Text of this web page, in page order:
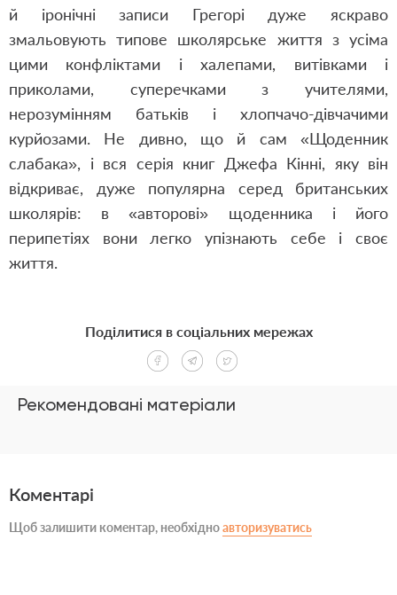
й іронічні записи Грегорі дуже яскраво
змальовують типове школярське життя з усіма
цими конфліктами і халепами, витівками і
приколами, суперечками з учителями,
нерозумінням батьків і хлопчачо-дівчачими
курйозами. Не дивно, що й сам «Щоденник
слабака», і вся серія книг Джефа Кінні, яку він
відкриває, дуже популярна серед британських
школярів: в «авторові» щоденника і його
перипетіях вони легко упізнають себе і своє
життя.
Рекомендовані матеріали
Поділитися в соціальних мережах
Коментарі
Щоб залишити коментар, необхідноавторизуватись